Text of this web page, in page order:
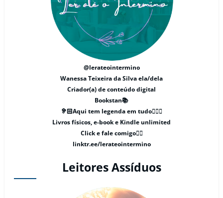
@lerateointermino
Wanessa Teixeira da Silva ela/dela
Criador(a) de conteúdo digital
Bookstan📚
🦻🏻Aqui tem legenda em tudo🧏🏻‍♀️
Livros físicos, e-book e Kindle unlimited
Click e fale comigo👇🏽
linktr.ee/lerateointermino
Leitores Assíduos